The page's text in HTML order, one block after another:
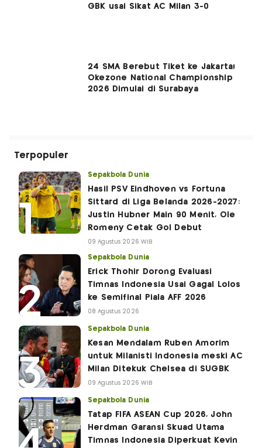
GBK usai Sikat AC Milan 3-0
24 SMA Berebut Tiket ke Jakarta!
Okezone National Championship
2026 Dimulai di Surabaya
Terpopuler
Sepakbola Dunia
Hasil PSV Eindhoven vs Fortuna
Sittard di Liga Belanda 2026-2027:
Justin Hubner Main 90 Menit, Ole
Romeny Cetak Gol Debut
09 Agustus 2026 WIB
Sepakbola Dunia
Erick Thohir Dorong Evaluasi
Timnas Indonesia Usai Gagal Lolos
ke Semifinal Piala AFF 2026
08 Agustus 2026
Sepakbola Dunia
Kesan Mendalam Ruben Amorim
untuk Milanisti Indonesia meski AC
Milan Ditekuk Chelsea di SUGBK
09 Agustus 2026 WIB
Sepakbola Dunia
Tatap FIFA ASEAN Cup 2026, John
Herdman Garansi Skuad Utama
Timnas Indonesia Diperkuat Kevin